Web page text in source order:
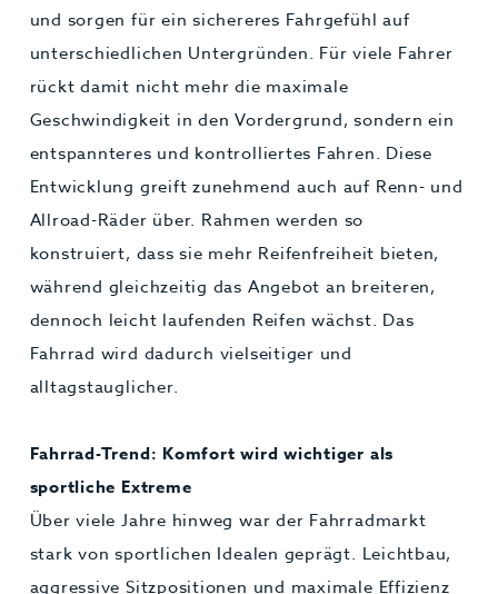
und sorgen für ein sichereres Fahrgefühl auf
unterschiedlichen Untergründen. Für viele Fahrer
rückt damit nicht mehr die maximale
Geschwindigkeit in den Vordergrund, sondern ein
entspannteres und kontrolliertes Fahren. Diese
Entwicklung greift zunehmend auch auf Renn- und
Allroad-Räder über. Rahmen werden so
konstruiert, dass sie mehr Reifenfreiheit bieten,
während gleichzeitig das Angebot an breiteren,
dennoch leicht laufenden Reifen wächst. Das
Fahrrad wird dadurch vielseitiger und
alltagstauglicher.
Fahrrad-Trend: Komfort wird wichtiger als
sportliche Extreme
Über viele Jahre hinweg war der Fahrradmarkt
stark von sportlichen Idealen geprägt. Leichtbau,
aggressive Sitzpositionen und maximale Effizienz